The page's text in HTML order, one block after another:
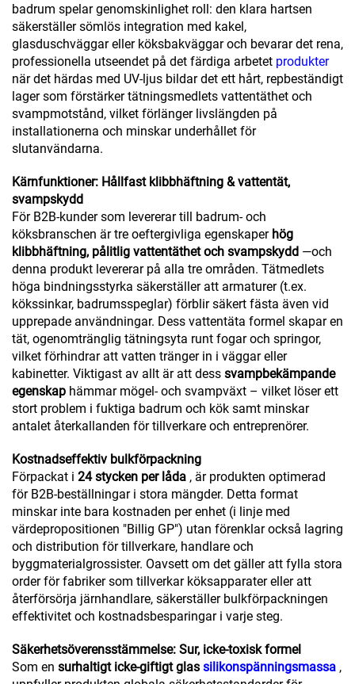
badrum spelar genomskinlighet roll: den klara hartsen
säkerställer sömlös integration med kakel,
glasduschväggar eller köksbakväggar och bevarar det rena,
professionella utseendet på det färdiga arbetet produkter
när det härdas med UV-ljus bildar det ett hårt, repbeständigt
lager som förstärker tätningsmedlets vattentäthet och
svampmotstånd, vilket förlänger livslängden på
installationerna och minskar underhållet för
slutanvändarna.
Kärnfunktioner: Hållfast klibbhäftning & vattentät,
svampskydd
För B2B-kunder som levererar till badrum- och
köksbranschen är tre oeftergivliga egenskaper hög
klibbhäftning, pålitlig vattentäthet och svampskydd —och
denna produkt levererar på alla tre områden. Tätmedlets
höga bindningsstyrka säkerställer att armaturer (t.ex.
kökssinkar, badrumsspeglar) förblir säkert fästa även vid
upprepade användningar. Dess vattentäta formel skapar en
tät, ogenomtränglig tätningsyta runt fogar och springor,
vilket förhindrar att vatten tränger in i väggar eller
kabinetter. Viktigast av allt är att dess svampbekämpande
egenskap hämmar mögel- och svampväxt – vilket löser ett
stort problem i fuktiga badrum och kök samt minskar
antalet återkallanden för tillverkare och entreprenörer.
Kostnadseffektiv bulkförpackning
Förpackat i 24 stycken per låda , är produkten optimerad
för B2B-beställningar i stora mängder. Detta format
minskar inte bara kostnaden per enhet (i linje med
värdepropositionen "Billig GP") utan förenklar också lagring
och distribution för tillverkare, handlare och
byggmaterialgrossister. Oavsett om det gäller att fylla stora
order för fabriker som tillverkar köksapparater eller att
återförsörja järnhandlare, säkerställer bulkförpackningen
effektivitet och kostnadsbesparingar i varje steg.
Säkerhetsöverensstämmelse: Sur, icke-toxisk formel
Som en surhaltigt icke-giftigt glas silikonspänningsmassa ,